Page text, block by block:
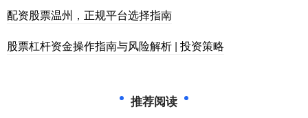
配资股票温州，正规平台选择指南
股票杠杆资金操作指南与风险解析 | 投资策略
推荐阅读